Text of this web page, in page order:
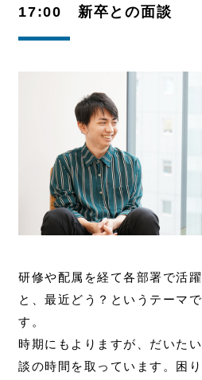
17:00 新卒との面談
研修や配属を経て各部署で活
と、最近どう？というテーマ
す。
時期にもよりますが、だいた
談の時間を取っています。 困